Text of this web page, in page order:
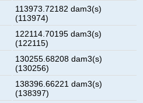
113973.72182 dam3(s)
(113974)
122114.70195 dam3(s)
(122115)
130255.68208 dam3(s)
(130256)
138396.66221 dam3(s)
(138397)